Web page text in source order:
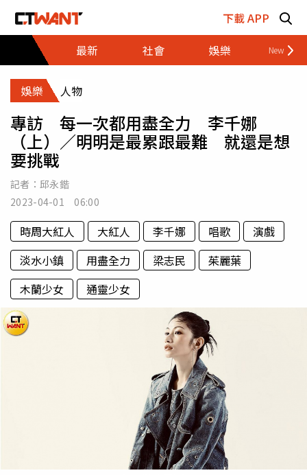
下載 APP
最新
社會 娛樂 財經
娛樂 人物
專訪 每一次都用盡全力 李千娜
（上）／明明是最累跟最難 就還是想
要挑戰
記者： 邱永鍇
2023-04-01 06:00
時周大紅人 大紅人 李千娜 唱歌
演戲
淡水小鎮
用盡全力 梁志民
茱麗葉
木蘭少女
通靈少女